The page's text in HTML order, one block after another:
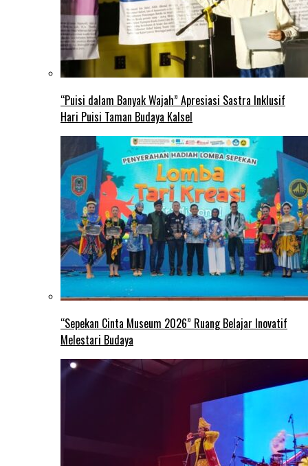
“Puisi dalam Banyak Wajah” Apresiasi Sastra Inklusif
Hari Puisi Taman Budaya Kalsel
“Sepekan Cinta Museum 2026” Ruang Belajar Inovatif
Melestari Budaya